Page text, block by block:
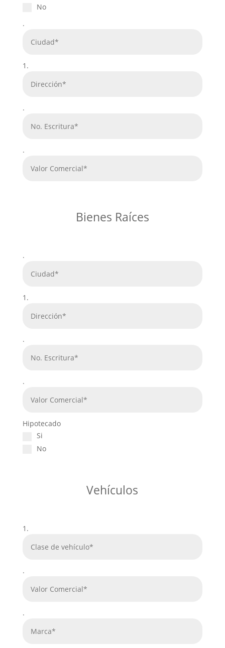
No
.
1.
.
.
Bienes Raíces
.
1.
.
.
Hipotecado
Si
No
Vehículos
1.
.
.